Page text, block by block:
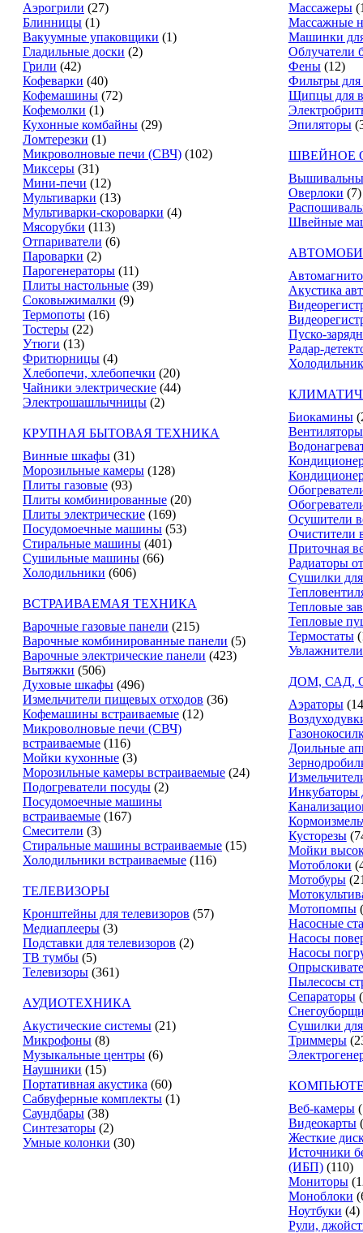
Аэрогрили (27)
Блинницы (1)
Вакуумные упаковщики (1)
Гладильные доски (2)
Грили (42)
Кофеварки (40)
Кофемашины (72)
Кофемолки (1)
Кухонные комбайны (29)
Ломтерезки (1)
Микроволновые печи (СВЧ) (102)
Миксеры (31)
Мини-печи (12)
Мультиварки (13)
Мультиварки-скороварки (4)
Мясорубки (113)
Отпариватели (6)
Пароварки (2)
Парогенераторы (11)
Плиты настольные (39)
Соковыжималки (9)
Термопоты (16)
Тостеры (22)
Утюги (13)
Фритюрницы (4)
Хлебопечи, хлебопечки (20)
Чайники электрические (44)
Электрошашлычницы (2)
КРУПНАЯ БЫТОВАЯ ТЕХНИКА
Винные шкафы (31)
Морозильные камеры (128)
Плиты газовые (93)
Плиты комбинированные (20)
Плиты электрические (169)
Посудомоечные машины (53)
Стиральные машины (401)
Сушильные машины (66)
Холодильники (606)
ВСТРАИВАЕМАЯ ТЕХНИКА
Варочные газовые панели (215)
Варочные комбинированные панели (5)
Варочные электрические панели (423)
Вытяжки (506)
Духовые шкафы (496)
Измельчители пищевых отходов (36)
Кофемашины встраиваемые (12)
Микроволновые печи (СВЧ)
встраиваемые (116)
Мойки кухонные (3)
Морозильные камеры встраиваемые (24)
Подогреватели посуды (2)
Посудомоечные машины
встраиваемые (167)
Смесители (3)
Стиральные машины встраиваемые (15)
Холодильники встраиваемые (116)
ТЕЛЕВИЗОРЫ
Кронштейны для телевизоров (57)
Медиаплееры (3)
Подставки для телевизоров (2)
ТВ тумбы (5)
Телевизоры (361)
АУДИОТЕХНИКА
Акустические системы (21)
Микрофоны (8)
Музыкальные центры (6)
Наушники (15)
Портативная акустика (60)
Сабвуферные комплекты (1)
Саундбары (38)
Синтезаторы (2)
Умные колонки (30)
Массажеры
Массажные
Машинки
Облучатели
Фены (12)
Фильтры
Щипцы для
Эпиляторы
ШВЕЙНОЕ
Оверлоки (7)
Швейные
Акустика
Пуско-
Радар-
Биокамины
Вентиляторы
Осушители
Очистители
Приточная
Радиаторы
Сушилки
Тепловые
Тепловые
Термостаты
ДОМ, САД,
Аэраторы
Доильные
Инкубаторы
Кусторезы
Мойки
Мотоблоки
Мотобуры
Мотопомпы
Насосные
Насосы
Насосы
Пылесосы
Сепараторы
Сушилки
Триммеры
Веб-камеры
Видеокарты
Жесткие
Источники
(ИБП) (110)
Мониторы
Моноблоки
Ноутбуки (4)
Рули,